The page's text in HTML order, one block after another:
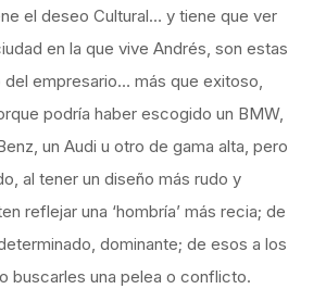
el deseo Cultural… y tiene que ver
en la que vive Andrés, son estas
del empresario… más que exitoso,
podría haber escogido un BMW,
un Audi u otro de gama alta, pero
al tener un diseño más rudo y
reflejar una ‘hombría’ más recia; de
dominante; de esos a los
buscarles una pelea o conflicto.